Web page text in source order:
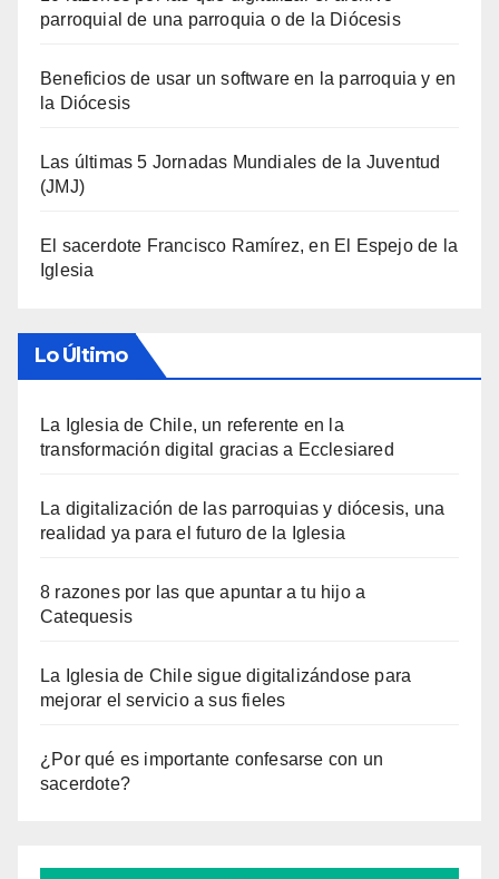
parroquial de una parroquia o de la Diócesis
Beneficios de usar un software en la parroquia y en
la Diócesis
Las últimas 5 Jornadas Mundiales de la Juventud
(JMJ)
El sacerdote Francisco Ramírez, en El Espejo de la
Iglesia
Lo Último
La Iglesia de Chile, un referente en la
transformación digital gracias a Ecclesiared
La digitalización de las parroquias y diócesis, una
realidad ya para el futuro de la Iglesia
8 razones por las que apuntar a tu hijo a
Catequesis
La Iglesia de Chile sigue digitalizándose para
mejorar el servicio a sus fieles
¿Por qué es importante confesarse con un
sacerdote?